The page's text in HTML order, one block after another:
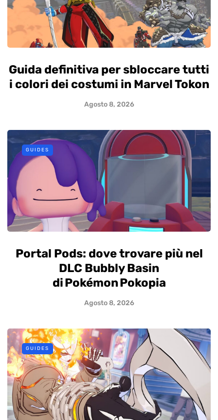
Guida definitiva per sbloccare tutti
i colori dei costumi in Marvel Tokon
Agosto 8, 2026
GUIDES
Portal Pods: dove trovare più nel
DLC Bubbly Basin
di Pokémon Pokopia
Agosto 8, 2026
GUIDES